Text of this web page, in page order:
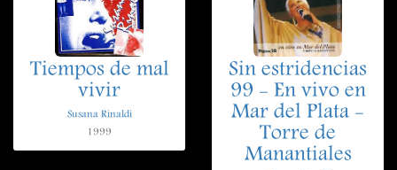
Tiempos de mal
vivir
Susana Rinaldi
1999
Sin estridencias
99 - En vivo en
Mar del Plata -
Torre de
Manantiales